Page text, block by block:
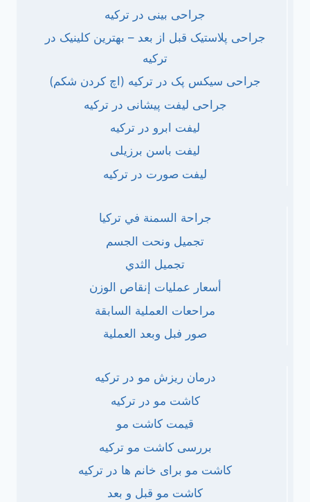
جراحی بینی در ترکیه
جراحی پلاستیک قبل از بعد – بهترین کلینیک در
ترکیه
جراحی سیکس پک در ترکیه (اچ کردن شکم)
جراحی لیفت پیشانی در ترکیه
لیفت ابرو در ترکیه
لیفت باسن برزیلی
لیفت صورت در ترکیه
جراحة السمنة في تركيا
تجميل ونحت الجسم
تجميل الثدي
أسعار عمليات إنقاص الوزن
مراحعات العملية السابقة
صور فبل وبعد العملية
درمان ریزش مو در ترکیه
کاشت مو در ترکیه
قیمت کاشت مو
بررسی کاشت مو ترکیه
کاشت مو برای خانم ها در ترکیه
کاشت مو قبل و بعد